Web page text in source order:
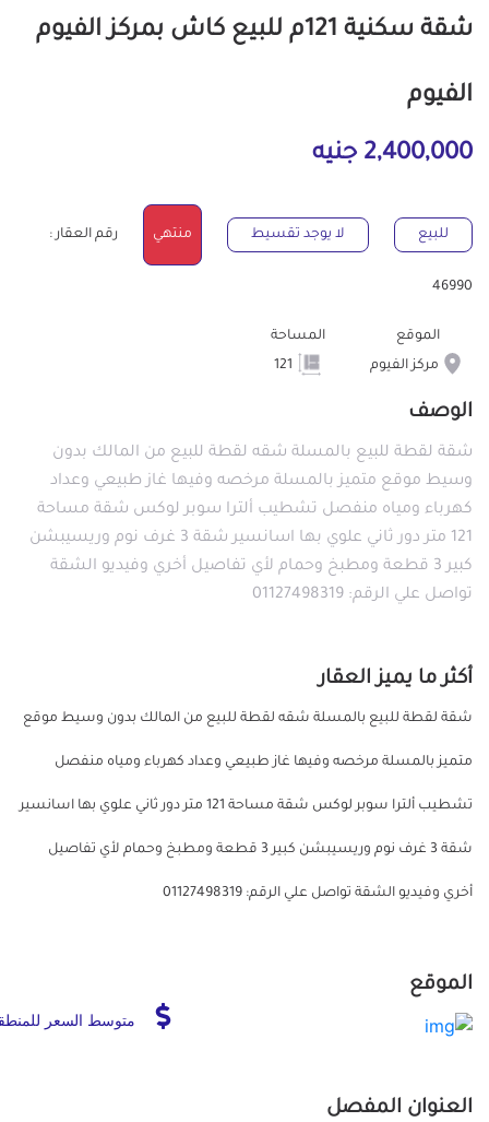
شقة سكنية 121م للبيع كاش بمركز الفيوم
الفيوم
2,400,000 جنيه
للبيع لا يوجد تقسيط منتهي رقم العقار :
46990
الموقع
مركز الفيوم
المساحة
الوصف
شقة لقطة للبيع بالمسلة شقه لقطة للبيع من المالك بدون
وسيط موقع متميز بالمسلة مرخصه وفيها غاز طبيعي وعداد
كهرباء ومياه منفصل تشطيب ألترا سوبر لوكس شقة مساحة
121 متر دور ثاني علوي بها اسانسير شقة 3 غرف نوم وريسيبشن
كبير 3 قطعة ومطبخ وحمام لأي تفاصيل أخري وفيديو الشقة
تواصل علي الرقم: 01127498319
أكثر ما يميز العقار
شقة لقطة للبيع بالمسلة شقه لقطة للبيع من المالك بدون وسيط موقع
متميز بالمسلة مرخصه وفيها غاز طبيعي وعداد كهرباء ومياه منفصل
تشطيب ألترا سوبر لوكس شقة مساحة 121 متر دور ثاني علوي بها اسانسير
شقة 3 غرف نوم وريسيبشن كبير 3 قطعة ومطبخ وحمام لأي تفاصيل
أخري وفيديو الشقة تواصل علي الرقم: 01127498319
الموقع
متوسط السعر
العنوان المفصل